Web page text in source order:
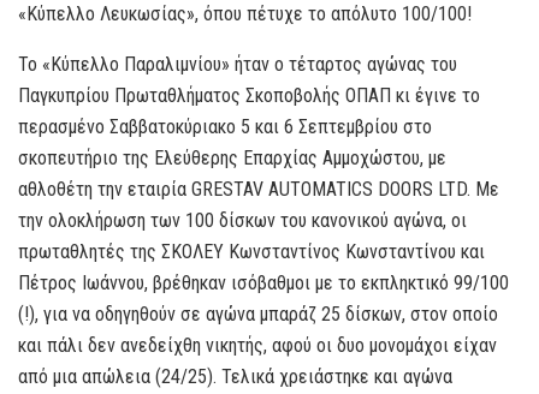
«Κύπελλο Λευκωσίας», όπου πέτυχε το απόλυτο 100/100!
Το «Κύπελλο Παραλιμνίου» ήταν ο τέταρτος αγώνας του
Παγκυπρίου Πρωταθλήματος Σκοποβολής ΟΠΑΠ κι έγινε το
περασμένο Σαββατοκύριακο 5 και 6 Σεπτεμβρίου στο
σκοπευτήριο της Ελεύθερης Επαρχίας Αμμοχώστου, με
αθλοθέτη την εταιρία GRESTAV AUTOMATICS DOORS LTD. Με
την ολοκλήρωση των 100 δίσκων του κανονικού αγώνα, οι
πρωταθλητές της ΣΚΟΛΕΥ Κωνσταντίνος Κωνσταντίνου και
Πέτρος Ιωάννου, βρέθηκαν ισόβαθμοι με το εκπληκτικό 99/100
(!), για να οδηγηθούν σε αγώνα μπαράζ 25 δίσκων, στον οποίο
και πάλι δεν ανεδείχθη νικητής, αφού οι δυο μονομάχοι είχαν
από μια απώλεια (24/25). Τελικά χρειάστηκε και αγώνα